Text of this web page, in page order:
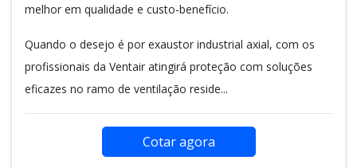
melhor em qualidade e custo-benefício.
Quando o desejo é por exaustor industrial axial, com os
profissionais da Ventair atingirá proteção com soluções
eficazes no ramo de ventilação reside...
Cotar agora